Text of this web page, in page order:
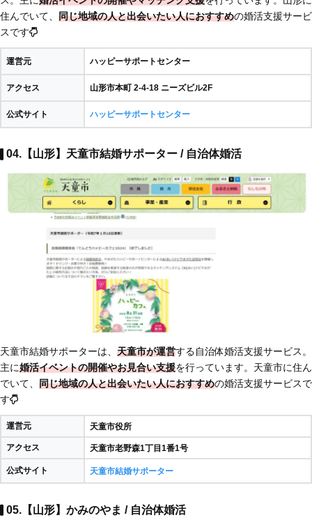
住んでいて、 同じ地域の人と出会いたい人におすすめの婚活支援サービ
スです
運営元 ハッピーサポートセンター
アクセス 山形市本町 2-4-18 ニーズビル2F
公式サイト ハッピーサポートセンター
04.【山形】天童市結婚サポーター / 自治体婚活
天童市結婚サポーターは、 天童市が運営する自治体婚活支援サービス。
主に婚活イベントの開催やお見合い支援を行っています。天童市に住ん
でいて、 同じ地域の人と出会いたい人におすすめの婚活支援サービスで
す
運営元 天童市役所
アクセス 天童市老野森1丁目1番1号
公式サイト 天童市結婚サポーター
05.【山形】かみのやま / 自治体婚活